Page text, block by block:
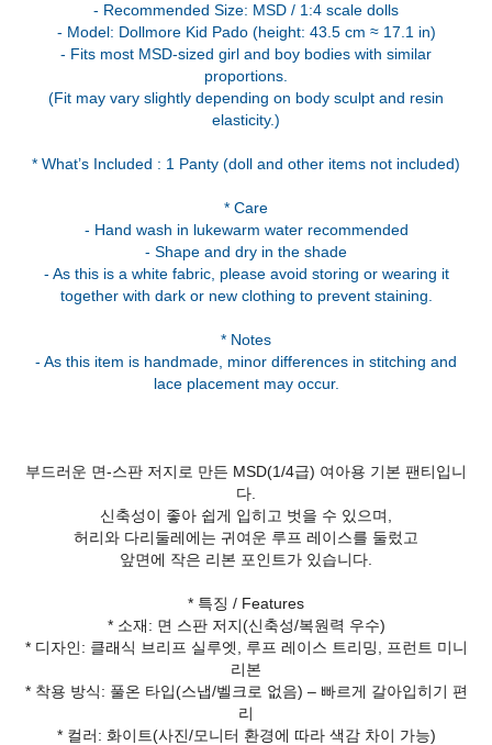
- Recommended Size: MSD / 1:4 scale dolls
- Model: Dollmore Kid Pado (height: 43.5 cm ≈ 17.1 in)
- Fits most MSD-sized girl and boy bodies with similar
proportions.
(Fit may vary slightly depending on body sculpt and resin
elasticity.)
* What’s Included : 1 Panty (doll and other items not included)
* Care
- Hand wash in lukewarm water recommended
- Shape and dry in the shade
- As this is a white fabric, please avoid storing or wearing it
together with dark or new clothing to prevent staining.
* Notes
- As this item is handmade, minor differences in stitching and
부드러운 면-스판 저지로 만든 MSD(1/4급) 여아용 기본 팬티입니
다.
신축성이 좋아 쉽게 입히고 벗을 수 있으며,
허리와 다리둘레에는 귀여운 루프 레이스를 둘렀고
앞면에 작은 리본 포인트가 있습니다.
* 특징 / Features
* 소재: 면 스판 저지(신축성/복원력 우수)
* 디자인: 클래식 브리프 실루엣, 루프 레이스 트리밍, 프런트 미니
리본
* 착용 방식: 풀온 타입(스냅/벨크로 없음) – 빠르게 갈아입히기 편
리
* 컬러: 화이트(사진/모니터 환경에 따라 색감 차이 가능)